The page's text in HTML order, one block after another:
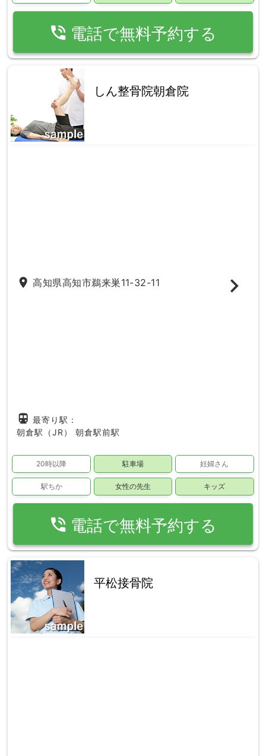
phone_in_talk 電話で無料予約する
しん整骨院朝倉院
place 高知県高知市鵜来巣11-32-11
directions_subway 最寄り駅：
朝倉駅（JR）
朝倉駅前駅
20時以降 駐車場 妊婦さん
駅ちか 女性の先生 キッズ
phone_in_talk 電話で無料予約する
平松接骨院